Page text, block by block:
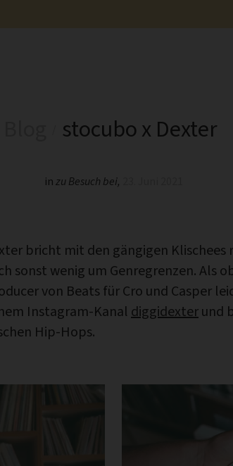
stocubo x Dexter
inzu Besuch bei,
bricht mit den gängigen
sonst wenig um Genregrenzen. Als
von Beats für Cro und Casper
Instagram-Kanal diggidexterund
Hip-Hops.